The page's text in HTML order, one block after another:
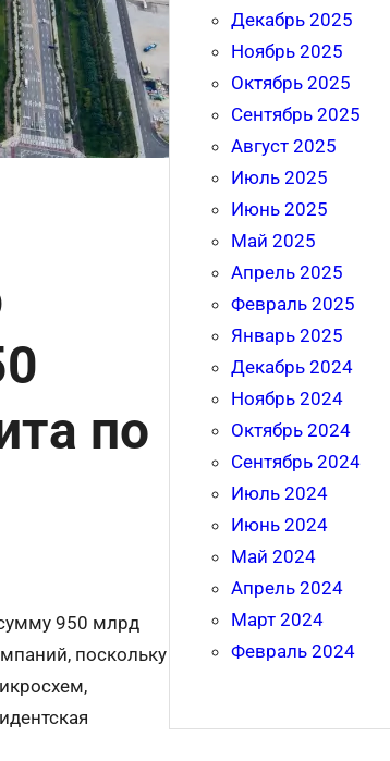
по
950 млрд
поскольку
Декабрь 2025
Ноябрь 2025
Октябрь 2025
Сентябрь 2025
Август 2025
Июль 2025
Июнь 2025
Май 2025
Апрель 2025
Февраль 2025
Январь 2025
Декабрь 2024
Ноябрь 2024
Октябрь 2024
Сентябрь 2024
Июль 2024
Июнь 2024
Май 2024
Апрель 2024
Март 2024
Февраль 2024